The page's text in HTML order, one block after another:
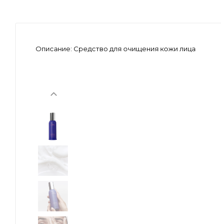
Описание: Средство для очищения кожи лица